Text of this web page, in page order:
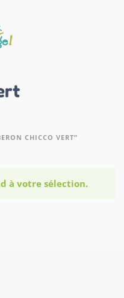
CHICCO VERT”
à votre sélection.